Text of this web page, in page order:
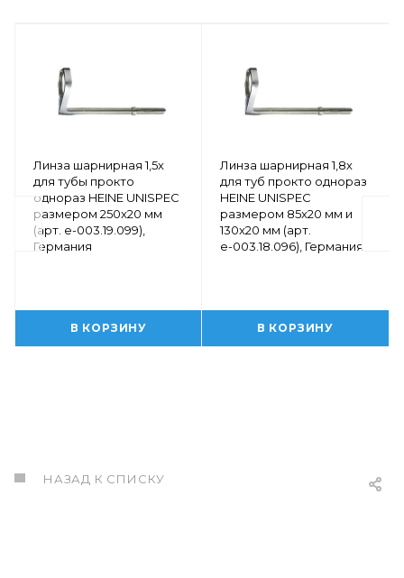
Линза шарнирная 1,5х
для тубы прокто
однораз HEINE UNISPEC
размером 250x20 мм
(арт. е-003.19.099),
Германия
В КОРЗИНУ
Линза шарнирная 1,8х
для туб прокто однораз
HEINE UNISPEC
размером 85x20 мм и
130x20 мм (арт.
е-003.18.096), Германия
В КОРЗИНУ
НАЗАД К СПИСКУ